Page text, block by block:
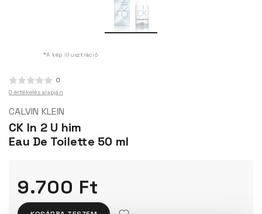
*A kép illusztráció
0
0 értékelés alapján
CALVIN KLEIN
CK In 2 U him
Eau De Toilette 50 ml
9.700 Ft